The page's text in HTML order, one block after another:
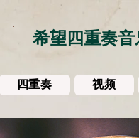
希望四重奏
四重奏 视频